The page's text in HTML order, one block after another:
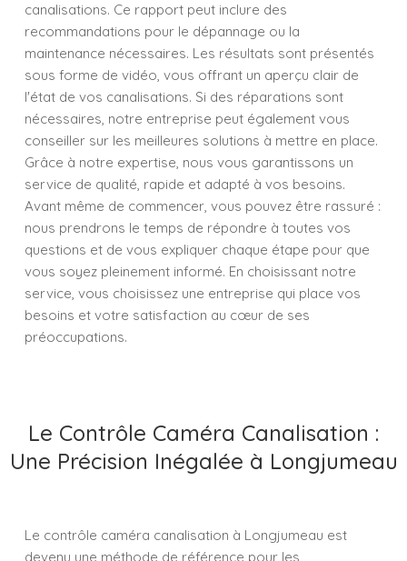
canalisations. Ce rapport peut inclure des
recommandations pour le dépannage ou la
maintenance nécessaires. Les résultats sont présentés
sous forme de vidéo, vous offrant un aperçu clair de
l'état de vos canalisations. Si des réparations sont
nécessaires, notre entreprise peut également vous
conseiller sur les meilleures solutions à mettre en place.
Grâce à notre expertise, nous vous garantissons un
service de qualité, rapide et adapté à vos besoins.
Avant même de commencer, vous pouvez être rassuré :
nous prendrons le temps de répondre à toutes vos
questions et de vous expliquer chaque étape pour que
vous soyez pleinement informé. En choisissant notre
service, vous choisissez une entreprise qui place vos
besoins et votre satisfaction au cœur de ses
préoccupations.
Le Contrôle Caméra Canalisation :
Une Précision Inégalée à Longjumeau
Le contrôle caméra canalisation à Longjumeau est
devenu une méthode de référence pour les